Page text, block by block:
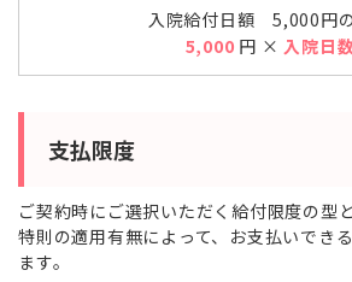
入院給付日額 5,000円
5,000 円 × 入院日
支払限度
ご契約時にご選択いただく給付限度の型
特則の適用有無によって、お支払いでき
ます。